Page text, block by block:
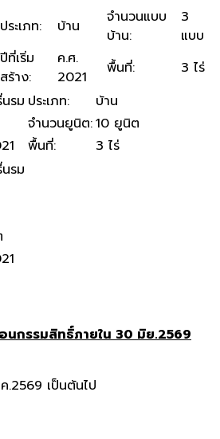
ประเภท: บ้าน
จำนวนแบบ
บ้าน:
3
แบบ
ปีที่เริ่ม
สร้าง:
ค.ศ.
2021
พื้นที่:
3 ไร่
รม ประเภท:
บ้าน
จำนวนยูนิต:10 ยูนิต
พื้นที่:
3 ไร่
รม
อนกรรมสิทธิ์ภายใน 30 มิย.2569
.2569 เป็นต้นไป